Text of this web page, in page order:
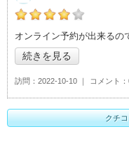
の「杉谷メディカルクリ
オンライン予約が出来るの
続きを見る
訪問 2022-10-10 コメント
クチ